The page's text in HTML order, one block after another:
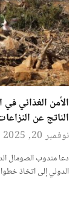
الأمن الغذائي
الناتج عن
نوفمبر 20, 2025
دعا مندوب الصومال
الدولي إلى اتخاذ